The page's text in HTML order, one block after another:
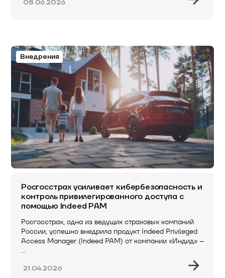
08.06.2026
Внедрения
Росгосстрах усиливает кибербезопасность и
контроль привилегированного доступа с
помощью Indeed PAM
Росгосстрах, одна из ведущих страховых компаний
России, успешно внедрила продукт Indeed Privileged
Access Manager (Indeed PAM) от компании «Индид» –
…
21.04.2026